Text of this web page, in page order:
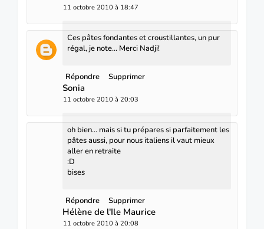
11 octobre 2010 à 18:47
Ces pâtes fondantes et croustillantes, un pur
régal, je note... Merci Nadji!
Répondre Supprimer
Sonia
11 octobre 2010 à 20:03
oh bien... mais si tu prépares si parfaitement les
pâtes aussi, pour nous italiens il vaut mieux
aller en retraite
:D
bises
Répondre Supprimer
Hélène de l'Ile Maurice
11 octobre 2010 à 20:08